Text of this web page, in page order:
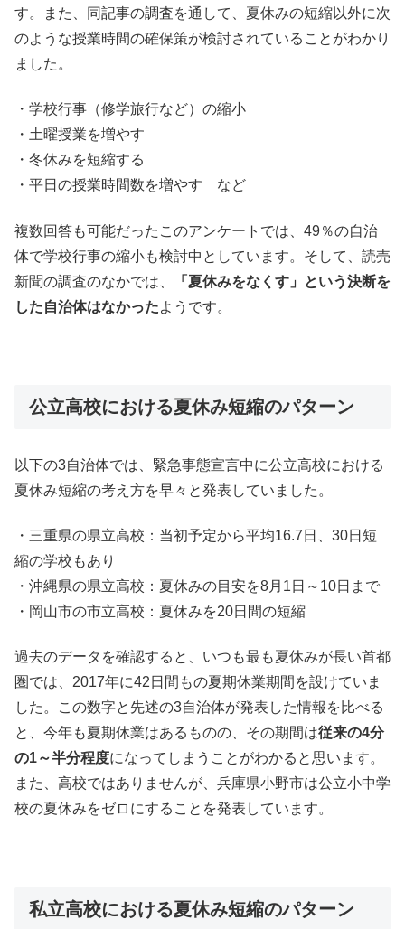
す。また、同記事の調査を通して、夏休みの短縮以外に次
のような授業時間の確保策が検討されていることがわかり
ました。
・学校行事（修学旅行など）の縮小
・土曜授業を増やす
・冬休みを短縮する
・平日の授業時間数を増やす など
複数回答も可能だったこのアンケートでは、49％の自治
体で学校行事の縮小も検討中としています。そして、読売
新聞の調査のなかでは、
「夏休みをなくす」という決断を
した自治体はなかったようです。
公立高校における夏休み短縮のパターン
以下の3自治体では、緊急事態宣言中に公立高校における
夏休み短縮の考え方を早々と発表していました。
・三重県の県立高校：当初予定から平均16.7日、30日短
縮の学校もあり
・沖縄県の県立高校：夏休みの目安を8月1日～10日まで
・岡山市の市立高校：夏休みを20日間の短縮
過去のデータを確認すると、いつも最も夏休みが長い首都
圏では、2017年に42日間もの夏期休業期間を設けていま
した。この数字と先述の3自治体が発表した情報を比べる
と、今年も夏期休業はあるものの、その期間は従来の4分
の1～半分程度になってしまうことがわかると思います。
また、高校ではありませんが、兵庫県小野市は公立小中学
校の夏休みをゼロにすることを発表しています。
私立高校における夏休み短縮のパターン